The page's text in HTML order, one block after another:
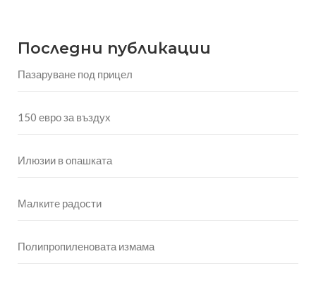
Последни публикации
Пазаруване под прицел
150 евро за въздух
Илюзии в опашката
Малките радости
Полипропиленовата измама